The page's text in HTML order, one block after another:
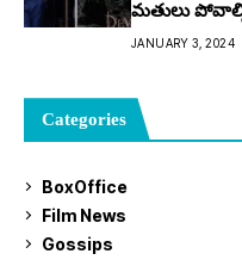
మతులు
JANUARY 3, 2024
Categories
BoxOffice
Film News
Gossips